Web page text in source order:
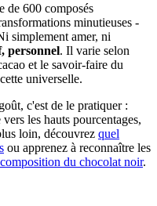
de 600 composés
minutieuses -
simplement amer, ni
personnel. Il varie selon
et le savoir-faire du
universelle.
c'est de le pratiquer :
les hauts pourcentages,
loin, découvrez quel
ou apprenez à reconnaître les
du chocolat noir.